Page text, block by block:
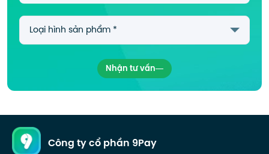
Nhận tư vấn
Công ty cổ phần 9Pay